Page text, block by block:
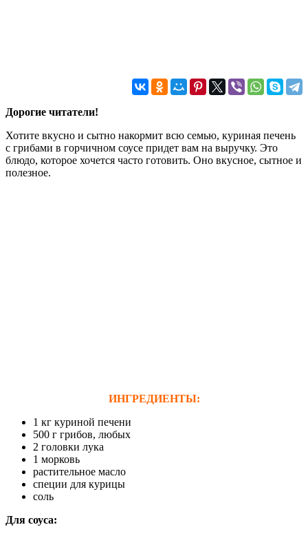
Дорогие читатели!
Хотите вкусно и сытно накормит всю семью, куриная печень
с грибами в горчичном соусе придет вам на выручку. Это
блюдо, которое хочется часто готовить. Оно вкусное, сытное и
полезное.
ИНГРЕДИЕНТЫ:
1 кг куриной печени
500 г грибов, любых
2 головки лука
1 морковь
растительное масло
специи для курицы
соль
Для соуса: